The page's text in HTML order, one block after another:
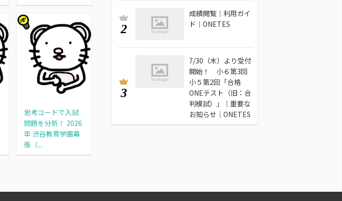
思考コードで入試
問題を分析！ 2026
年 渋谷教育学園幕
張（...
2
成績閲覧｜利用ガイ
ド｜ONETES
3
7/30（木）より受付
開始！ 小６第3回
小５第2回「合格
ONEテスト（旧：合
判模試）」｜重要な
お知らせ｜ONETES